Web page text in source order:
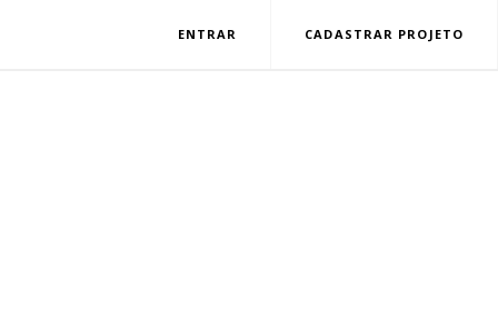
ENTRAR CADASTRAR PROJETO